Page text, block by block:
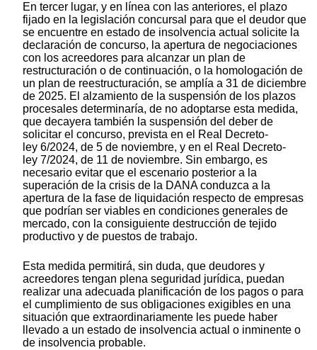
En tercer lugar, y en línea con las anteriores, el plazo
fijado en la legislación concursal para que el deudor que
se encuentre en estado de insolvencia actual solicite la
declaración de concurso, la apertura de negociaciones
con los acreedores para alcanzar un plan de
restructuración o de continuación, o la homologación de
un plan de reestructuración, se amplía a 31 de diciembre
de 2025. El alzamiento de la suspensión de los plazos
procesales determinaría, de no adoptarse esta medida,
que decayera también la suspensión del deber de
solicitar el concurso, prevista en el Real Decreto-
ley 6/2024, de 5 de noviembre, y en el Real Decreto-
ley 7/2024, de 11 de noviembre. Sin embargo, es
necesario evitar que el escenario posterior a la
superación de la crisis de la DANA conduzca a la
apertura de la fase de liquidación respecto de empresas
que podrían ser viables en condiciones generales de
mercado, con la consiguiente destrucción de tejido
productivo y de puestos de trabajo.
Esta medida permitirá, sin duda, que deudores y
acreedores tengan plena seguridad jurídica, puedan
realizar una adecuada planificación de los pagos o para
el cumplimiento de sus obligaciones exigibles en una
situación que extraordinariamente les puede haber
llevado a un estado de insolvencia actual o inminente o
de insolvencia probable.